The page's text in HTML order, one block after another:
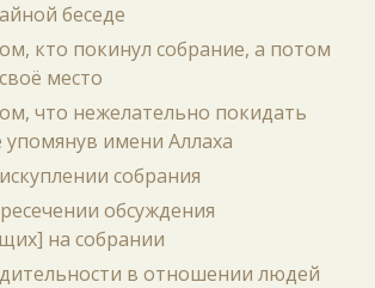
беседе
кто покинул собрание, а потом
место
что нежелательно покидать
упомянув имени Аллаха
собрания
обсуждения
на собрании
в отношении людей